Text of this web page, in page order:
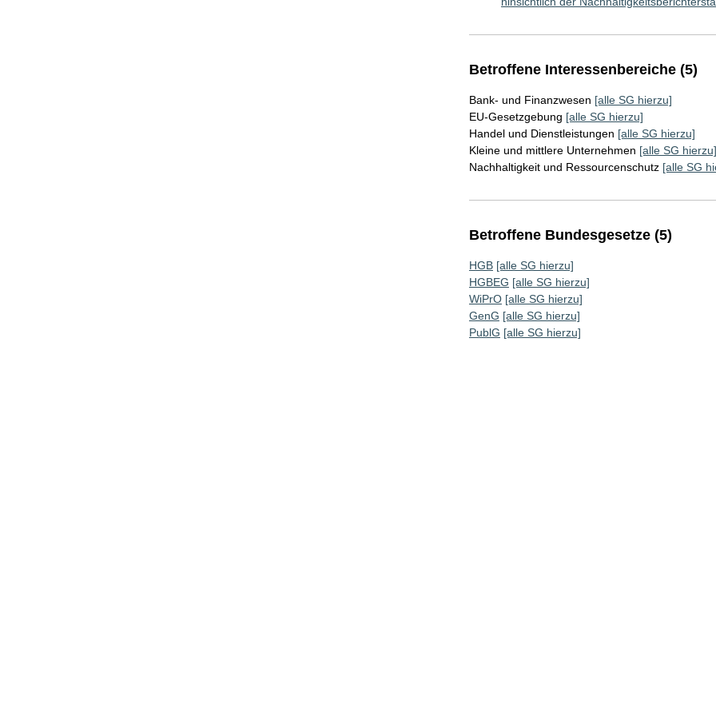
Betroffene Interessenbereiche (5)
Bank- und Finanzwesen [alle SG hierzu]
EU-Gesetzgebung [alle SG hierzu]
Handel und Dienstleistungen [alle SG hierzu]
Kleine und mittlere Unternehmen [alle SG hierzu]
Nachhaltigkeit und Ressourcenschutz [alle SG
Betroffene Bundesgesetze (5)
HGB [alle SG hierzu]
HGBEG [alle SG hierzu]
WiPrO [alle SG hierzu]
GenG [alle SG hierzu]
PublG [alle SG hierzu]